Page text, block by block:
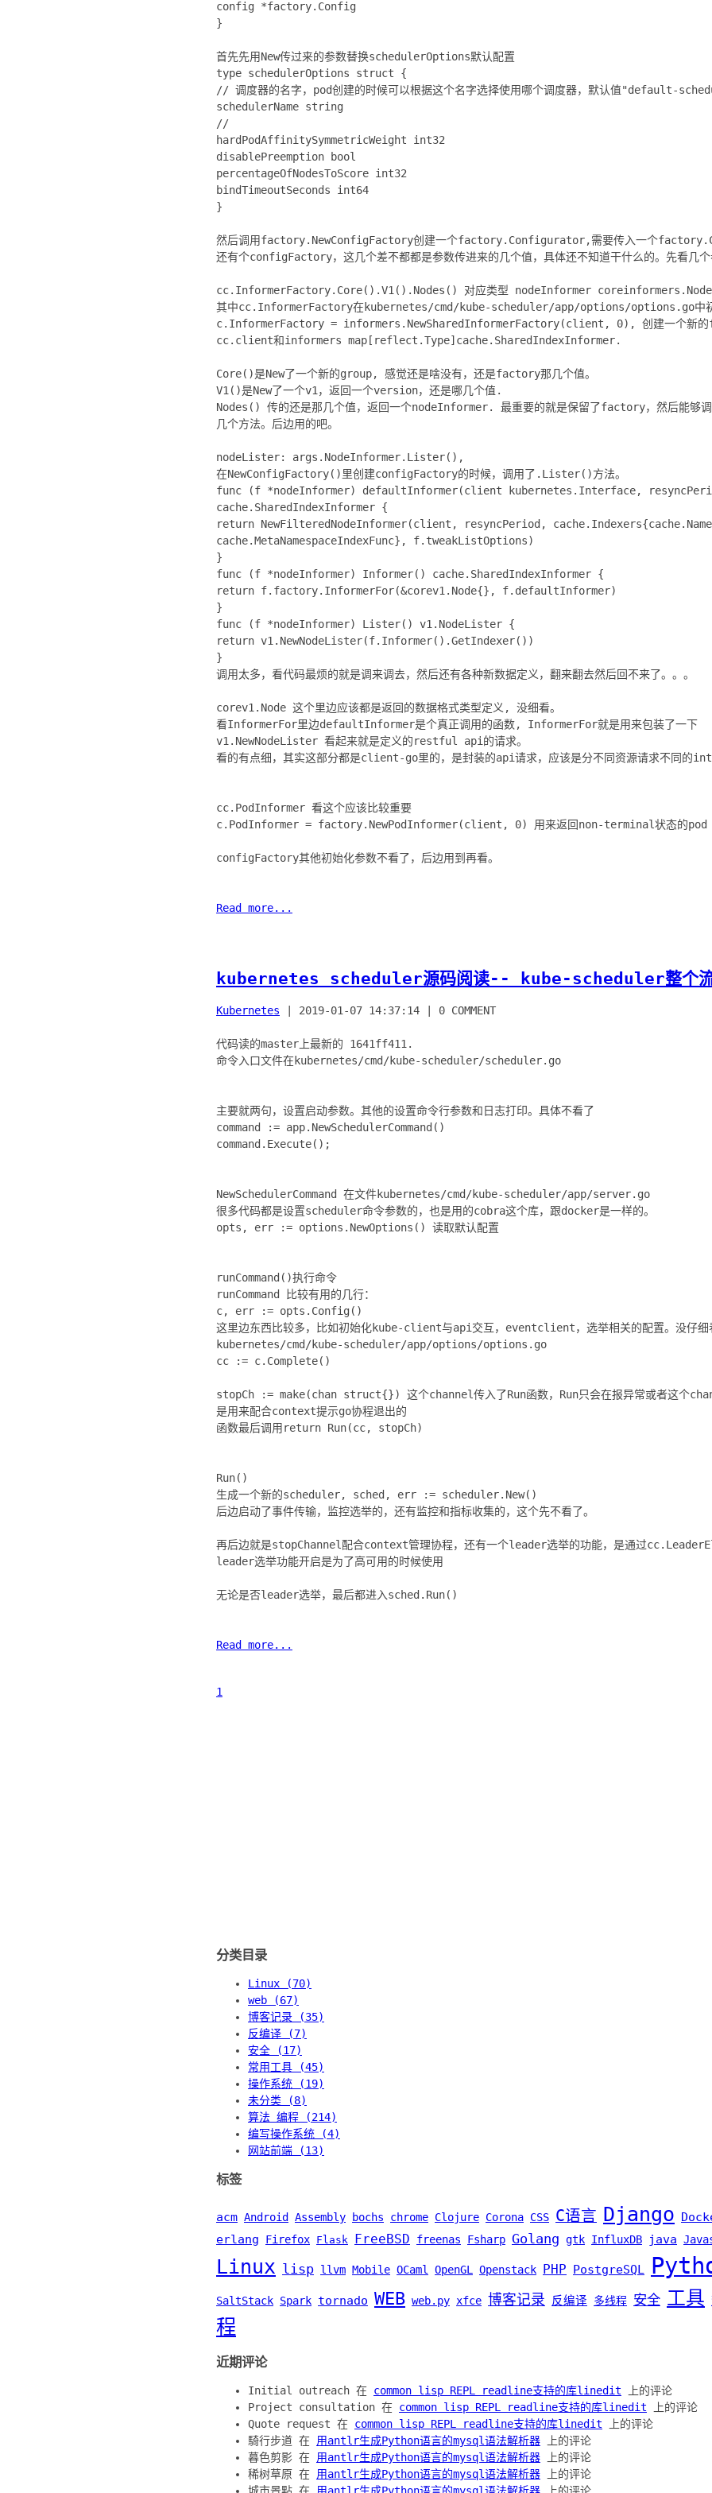
config *factory.Config
}
首先先用New传过来的参数替换schedulerOptions默认配置
type schedulerOptions struct {
// 调度器的名字，pod创建的时候可以根据这个名字选择使用哪个调度器，默认值"default-
schedulerName string
//
hardPodAffinitySymmetricWeight int32
disablePreemption bool
percentageOfNodesToScore int32
bindTimeoutSeconds int64
}
然后调用factory.NewConfigFactory创建一个factory.Configurator,需要传入一个
还有个configFactory，这几个差不都都是参数传进来的几个值，具体还不知道干什么的。先看几个
cc.InformerFactory.Core().V1().Nodes() 对应类型 nodeInformer
其中cc.InformerFactory在kubernetes/cmd/kube-scheduler/app/options/options.go中初
c.InformerFactory = informers.NewSharedInformerFactory(client, 0), 创建一个新的
cc.client和informers map[reflect.Type]cache.SharedIndexInformer.
Core()是New了一个新的group, 感觉还是啥没有，还是factory那几个值。
V1()是New了一个v1，返回一个version，还是哪几个值.
Nodes() 传的还是那几个值，返回一个nodeInformer. 最重要的就是保留了factory，然后能够
几个方法。后边用的吧。
nodeLister: args.NodeInformer.Lister(),
在NewConfigFactory()里创建configFactory的时候，调用了.Lister()方法。
func (f *nodeInformer) defaultInformer(client kubernetes.Interface,
cache.SharedIndexInformer {
return NewFilteredNodeInformer(client, resyncPeriod,
cache.MetaNamespaceIndexFunc}, f.tweakListOptions)
}
func (f *nodeInformer) Informer() cache.SharedIndexInformer {
return f.factory.InformerFor(&corev1.Node{}, f.defaultInformer)
}
func (f *nodeInformer) Lister() v1.NodeLister {
return v1.NewNodeLister(f.Informer().GetIndexer())
}
调用太多，看代码最烦的就是调来调去，然后还有各种新数据定义，翻来翻去然后回不来了。。。
corev1.Node 这个里边应该都是返回的数据格式类型定义, 没细看。
看InformerFor里边defaultInformer是个真正调用的函数, InformerFor就是用来包装了一下
v1.NewNodeLister 看起来就是定义的restful api的请求。
看的有点细，其实这部分都是client-go里的，是封装的api请求，应该是分不同资源请求不同的
cc.PodInformer 看这个应该比较重要
c.PodInformer = factory.NewPodInformer(client, 0) 用来返回non-terminal状态的pod
configFactory其他初始化参数不看了，后边用到再看。
Read more...
kubernetes scheduler源码阅读-- kube-scheduler整个
Kubernetes 2019-01-07 14:37:14 0 COMMENT
代码读的master上最新的 1641ff411.
命令入口文件在kubernetes/cmd/kube-scheduler/scheduler.go
主要就两句，设置启动参数。其他的设置命令行参数和日志打印。具体不看了
command := app.NewSchedulerCommand()
command.Execute();
NewSchedulerCommand 在文件kubernetes/cmd/kube-scheduler/app/server.go
很多代码都是设置scheduler命令参数的，也是用的cobra这个库，跟docker是一样的。
opts, err := options.NewOptions() 读取默认配置
runCommand()执行命令
runCommand 比较有用的几行：
c, err := opts.Config()
这里边东西比较多，比如初始化kube-client与api交互，eventclient，选举相关的配置。没仔细
kubernetes/cmd/kube-scheduler/app/options/options.go
cc := c.Complete()
stopCh := make(chan struct{}) 这个channel传入了Run函数，Run只会在报异常或者这个
是用来配合context提示go协程退出的
函数最后调用return Run(cc, stopCh)
Run()
生成一个新的scheduler, sched, err := scheduler.New()
后边启动了事件传输，监控选举的，还有监控和指标收集的，这个先不看了。
再后边就是stopChannel配合context管理协程，还有一个leader选举的功能，是通过
leader选举功能开启是为了高可用的时候使用
无论是否leader选举，最后都进入sched.Run()
Read more...
1
分类目录
Linux (70)
web (67)
博客记录 (35)
反编译 (7)
安全 (17)
常用工具 (45)
操作系统 (19)
未分类 (8)
算法 编程 (214)
编写操作系统 (4)
网站前端 (13)
标签
acm Android Assembly bochs chrome Clojure Corona CSS C语言 Django
erlang Firefox Flask FreeBSD freenas Fsharp Golang gtk InfluxDB java
Linux lisp llvm Mobile OCaml OpenGL Openstack PHP PostgreSQL
SaltStack Spark tornado WEB web.py xfce 博客记录 反编译 多线程 安全 工具
程
近期评论
Initial outreach 在 common lisp REPL readline支持的库linedit 上的评论
Project consultation 在 common lisp REPL readline支持的库linedit 上的评论
Quote request 在 common lisp REPL readline支持的库linedit 上的评论
騎行步道 在 用antlr生成Python语言的mysql语法解析器 上的评论
暮色剪影 在 用antlr生成Python语言的mysql语法解析器 上的评论
稀树草原 在 用antlr生成Python语言的mysql语法解析器 上的评论